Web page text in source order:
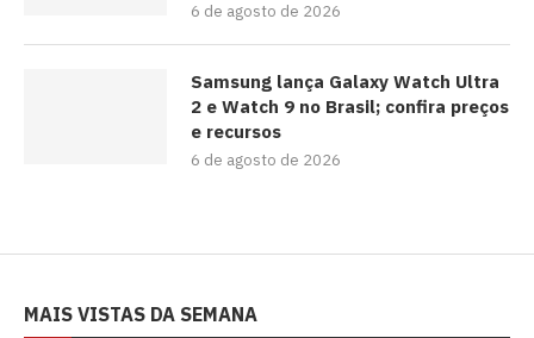
6 de agosto de 2026
Samsung lança Galaxy Watch Ultra
2 e Watch 9 no Brasil; confira preços
e recursos
6 de agosto de 2026
MAIS VISTAS DA SEMANA